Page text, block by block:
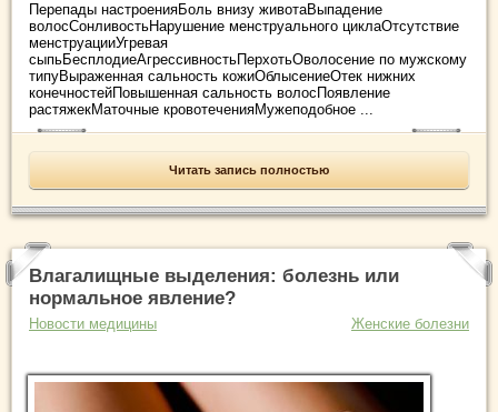
Перепады настроенияБоль внизу животаВыпадение
волосСонливостьНарушение менструального циклаОтсутствие
менструацииУгревая
сыпьБесплодиеАгрессивностьПерхотьОволосение по мужскому
типуВыраженная сальность кожиОблысениеОтек нижних
конечностейПовышенная сальность волосПоявление
растяжекМаточные кровотеченияМужеподобное ...
Читать запись полностью
Влагалищные выделения: болезнь или
нормальное явление?
Новости медицины Женские болезни